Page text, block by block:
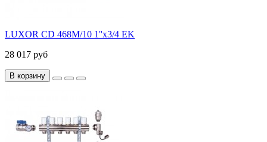
LUXOR CD 468M/10 1''х3/4 EK
28 017 руб
В корзину